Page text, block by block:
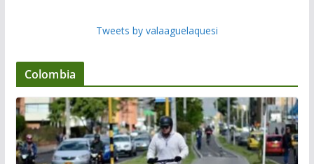
Tweets by valaaguelaquesi
Colombia